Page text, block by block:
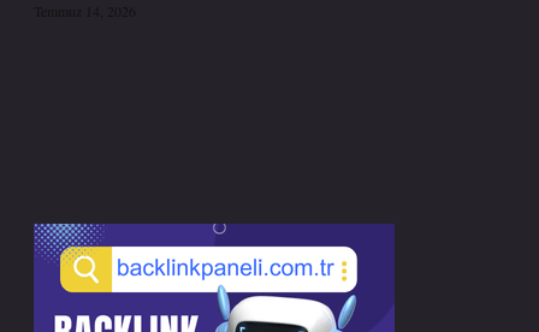
Temmuz 14, 2026